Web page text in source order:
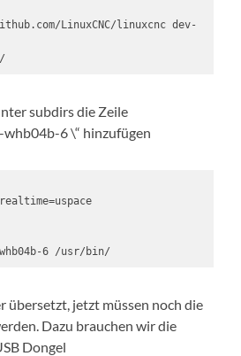
LinuxCNC/linuxcnc dev-
subdirs die Zeile
whb04b-6 \“ hinzufügen
6 /usr/bin/
übersetzt, jetzt müssen noch die
Dazu brauchen wir die
Dongel